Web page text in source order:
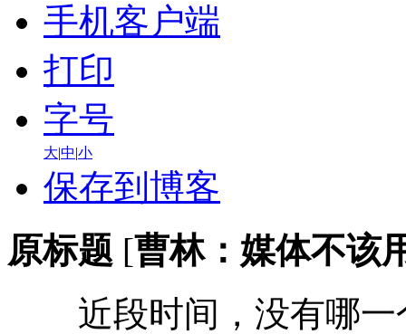
手机客户端
打印
字号
大|中|小
保存到博客
原标题 [曹林：媒体不该
近段时间，没有哪一